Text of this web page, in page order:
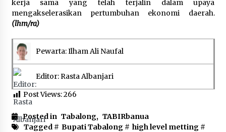
kerja sama yang telah terjalin dalam upaya
mengakselerasikan pertumbuhan ekonomi daerah.
(lhm/ra)
Pewarta: Ilham Ali Naufal
Editor: Rasta Albanjari
Post Views:266
Posted in Tabalong, TABIRbanua
Tagged # Bupati Tabalong# high level metting#